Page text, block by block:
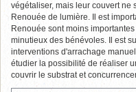
végétaliser, mais leur couvert ne
Renouée de lumière. Il est
Renouée sont moins
minutieux des bénévoles. Il est
interventions d'arrachage
étudier la possibilité de réaliser
couvrir le substrat et